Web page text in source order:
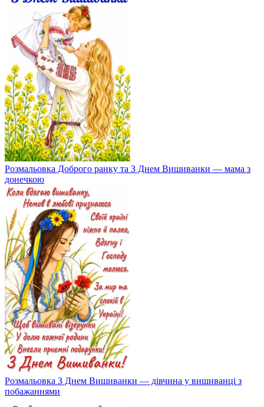
Розмальовка Доброго ранку та З Днем Вишиванки — мама з
донечкою
Розмальовка З Днем Вишиванки — дівчина у вишиванці з
побажаннями